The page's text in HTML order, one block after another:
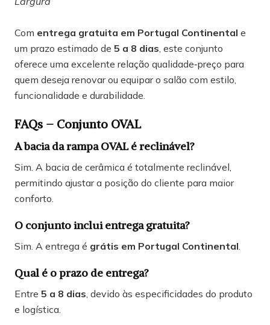
Com entrega gratuita em Portugal Continental e
um prazo estimado de 5 a 8 dias, este conjunto
oferece uma excelente relação qualidade‑preço para
quem deseja renovar ou equipar o salão com estilo,
funcionalidade e durabilidade.
FAQs – Conjunto OVAL
A bacia da rampa OVAL é reclinável?
Sim. A bacia de cerâmica é totalmente reclinável,
permitindo ajustar a posição do cliente para maior
conforto.
O conjunto inclui entrega gratuita?
Sim. A entrega é grátis em Portugal Continental.
Qual é o prazo de entrega?
Entre 5 a 8 dias, devido às especificidades do produto
e logística.